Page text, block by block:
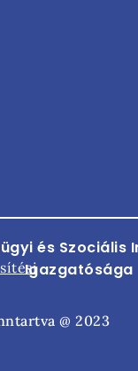
és Szociális
Igazgatósága
@ 2023